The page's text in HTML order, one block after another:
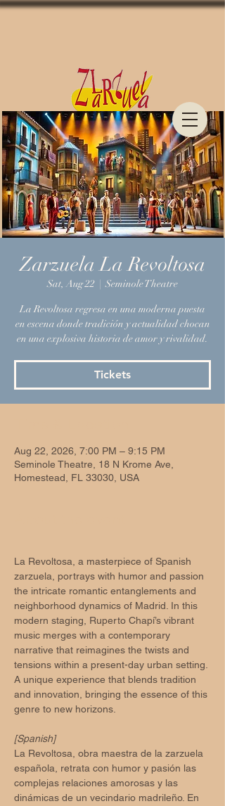
Zarzuela La Revoltosa
Sat, Aug 22
  |
Seminole Theatre
La Revoltosa regresa en una moderna puesta
en escena donde tradición y actualidad chocan
en una explosiva historia de amor y rivalidad.
Tickets
Aug 22, 2026, 7:00 PM – 9:15 PM
Seminole Theatre, 18 N Krome Ave,
Homestead, FL 33030, USA
La Revoltosa, a masterpiece of Spanish
zarzuela, portrays with humor and passion
the intricate romantic entanglements and
neighborhood dynamics of Madrid. In this
modern staging, Ruperto Chapí’s vibrant
music merges with a contemporary
narrative that reimagines the twists and
tensions within a present-day urban setting.
A unique experience that blends tradition
and innovation, bringing the essence of this
genre to new horizons.
[Spanish]
La Revoltosa, obra maestra de la zarzuela
española, retrata con humor y pasión las
complejas relaciones amorosas y las
dinámicas de un vecindario madrileño. En